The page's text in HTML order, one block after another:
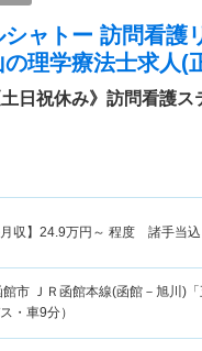
ャトー 訪問看護
の理学療法士求人(
日祝休み》訪問看護ス
収】 24.9万円～ 程度 諸手当込
館市 ＪＲ函館本線(函館－旭川)
・車9分）